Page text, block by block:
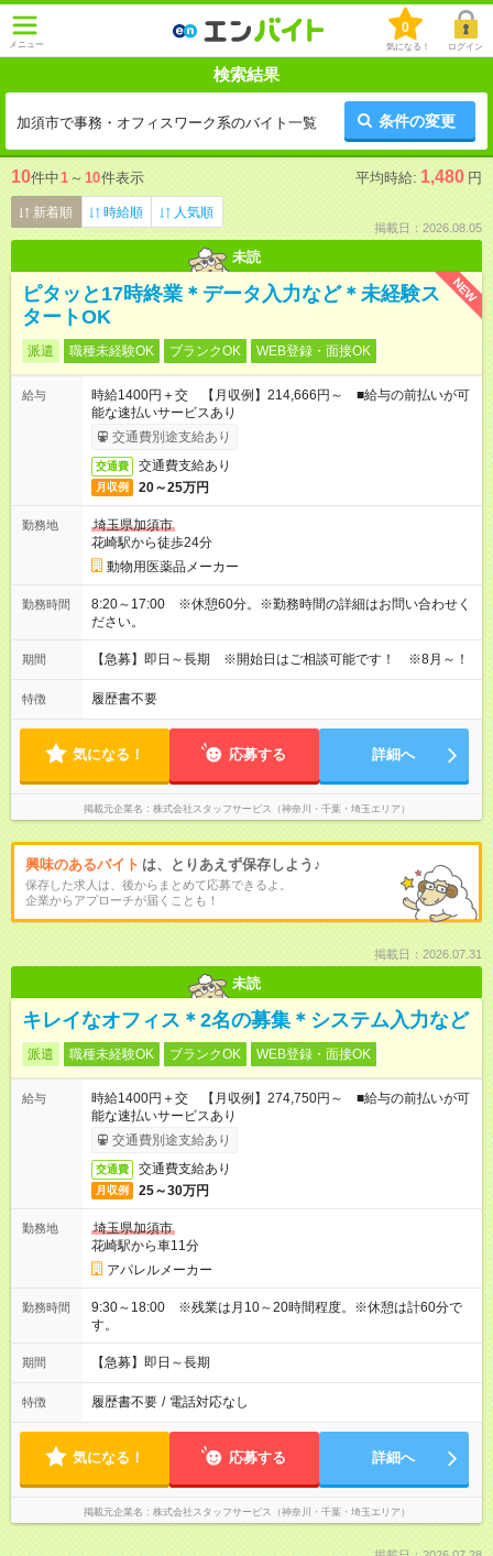
メニュー
0
気になる！ ログイン
検索結果
加須市で事務・オフィスワーク系のバイト一覧 条件の変更
10件中1 ～ 10件表示 平均時給: 1,480 円
新着順 時給順 人気順
掲載日：2026.08.05
未読
NEW
ピタッと17時終業＊データ入力など＊未経験ス
タートOK
派遣 職種未経験OK ブランクOK WEB登録・面接OK
給与
時給1400円＋交 【月収例】214,666円～ ■給与の前払いが可
能な速払いサービスあり
交通費別途支給あり
交通費 交通費支給あり
月収例 20～25万円
勤務地
埼玉県加須市
花崎駅から徒歩24分
動物用医薬品メーカー
勤務時間
8:20～17:00 ※休憩60分。※勤務時間の詳細はお問い合わせく
ださい。
期間 【急募】即日～長期 ※開始日はご相談可能です！ ※8月～！
特徴 履歴書不要
気になる！ 応募する 詳細へ
掲載元企業名 株式会社スタッフサービス（神奈川・千葉・埼玉エリア）
興味のあるバイト は、とりあえず保存しよう♪
保存した求人は、後からまとめて応募できるよ。
企業からアプローチが届くことも！
掲載日：2026.07.31
未読
キレイなオフィス＊2名の募集＊システム入力など
派遣 職種未経験OK ブランクOK WEB登録・面接OK
給与
時給1400円＋交 【月収例】274,750円～ ■給与の前払いが可
能な速払いサービスあり
交通費別途支給あり
交通費 交通費支給あり
月収例 25～30万円
勤務地
埼玉県加須市
花崎駅から車11分
アパレルメーカー
勤務時間
9:30～18:00 ※残業は月10～20時間程度。※休憩は計60分で
す。
期間 【急募】即日～長期
特徴 履歴書不要 / 電話対応なし
気になる！ 応募する 詳細へ
掲載元企業名 株式会社スタッフサービス（神奈川・千葉・埼玉エリア）